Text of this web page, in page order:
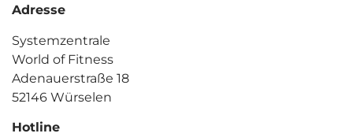
Adresse
Systemzentrale
World of Fitness
Adenauerstraße 18
52146 Würselen
Hotline